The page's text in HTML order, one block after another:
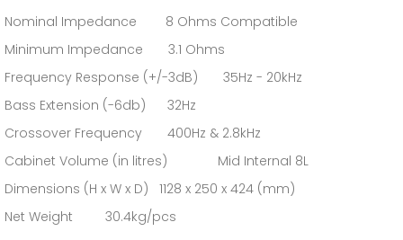
Nominal Impedance 8 Ohms Compatible
Minimum Impedance 3.1 Ohms
Frequency Response (+/-3dB) 35Hz - 20kHz
Bass Extension (-6db) 32Hz
Crossover Frequency 400Hz & 2.8kHz
Cabinet Volume (in litres) Mid Internal 8L
Dimensions (H x W x D) 1128 x 250 x 424 (mm)
Net Weight 30.4kg/pcs